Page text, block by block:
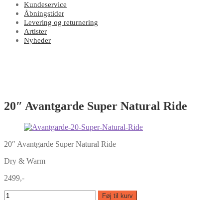
Kundeservice
Åbningstider
Levering og returnering
Artister
Nyheder
20″ Avantgarde Super Natural Ride
20″ Avantgarde Super Natural Ride
Dry & Warm
2499,-
Føj til kurv